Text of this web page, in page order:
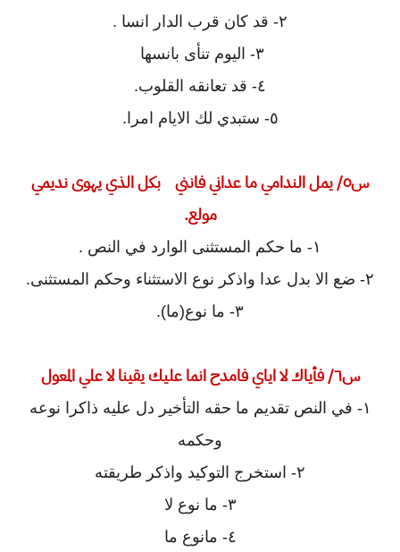
٢- قد كان قرب الدار انسا .
٣- اليوم تنأى بانسها
٤- قد تعانقه القلوب.
٥- ستبدي لك الايام امرا.
س٥/ يمل الندامي ما عداني فانني بكل الذي يهوى نديمي
مولع.
١- ما حكم المستثنى الوارد في النص .
٢- ضع الا بدل عدا واذكر نوع الاستثناء وحكم المستثنى.
٣- ما نوع(ما).
س٦/ فأياك لا اياي فامدح انما عليك يقينا لا علي المعول
١- في النص تقديم ما حقه التأخير دل عليه ذاكرا نوعه
وحكمه
٢- استخرج التوكيد واذكر طريقته
٣- ما نوع لا
٤- مانوع ما